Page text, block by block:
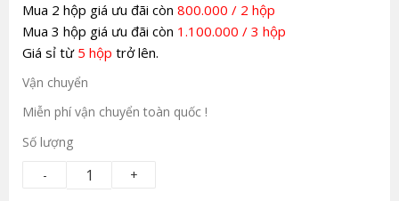
Mua 2 hộp giá ưu đãi còn 800.000 / 2 hộp
Mua 3 hộp giá ưu đãi còn 1.100.000 / 3 hộp
Giá sỉ từ 5 hộp trở lên.
Vận chuyển
Miễn phí vận chuyển toàn quốc !
Số lượng
-
+